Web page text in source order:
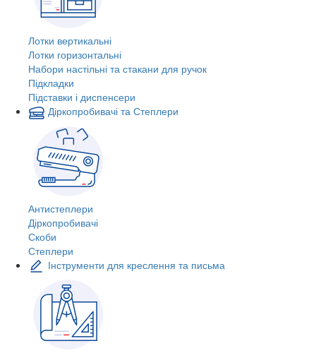
Лотки вертикальні
Лотки горизонтальні
Набори настільні та стакани для ручок
Підкладки
Підставки і диспенсери
Діркопробивачі та Степлери
Антистеплери
Діркопробивачі
Скоби
Степлери
Інструменти для креслення та письма